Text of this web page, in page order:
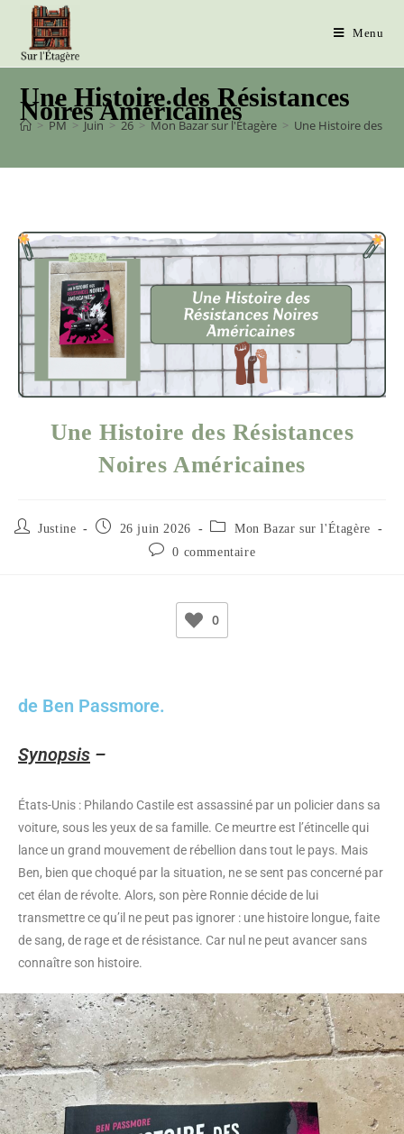
Menu
Une Histoire des Résistances
Noires Américaines
> PM > Juin > 26 > Mon Bazar sur l'Étagère > Une Histoire des
Une Histoire des Résistances
Noires Américaines
Justine 26 juin 2026
Mon Bazar sur l'Étagère
0 commentaire
0
de Ben Passmore.
Synopsis –
États-Unis : Philando Castile est assassiné par un policier dans sa
voiture, sous les yeux de sa famille. Ce meurtre est l’étincelle qui
lance un grand mouvement de rébellion dans tout le pays. Mais
Ben, bien que choqué par la situation, ne se sent pas concerné par
cet élan de révolte. Alors, son père Ronnie décide de lui
transmettre ce qu’il ne peut pas ignorer : une histoire longue, faite
de sang, de rage et de résistance. Car nul ne peut avancer sans
connaître son histoire.